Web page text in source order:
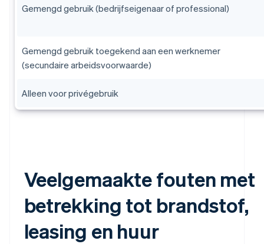
Gemengd gebruik (bedrijfseigenaar of professional)
Gemengd gebruik toegekend aan een werknemer
(secundaire arbeidsvoorwaarde)
Alleen voor privégebruik
Veelgemaakte fouten met
betrekking tot brandstof,
leasing en huur